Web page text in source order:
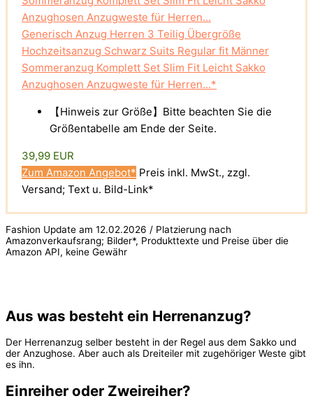
Generisch Anzug Herren 3 Teilig Übergröße
Hochzeitsanzug Schwarz Suits Regular fit Männer
Sommeranzug Komplett Set Slim Fit Leicht Sakko
Anzughosen Anzugweste für Herren...*
【Hinweis zur Größe】Bitte beachten Sie die
Größentabelle am Ende der Seite.
39,99 EUR
Zum Amazon Angebot* Preis inkl. MwSt., zzgl.
Versand; Text u. Bild-Link*
Fashion Update am 12.02.2026 / Platzierung nach
Amazonverkaufsrang; Bilder*, Produkttexte und Preise über die
Amazon API, keine Gewähr
Aus was besteht ein Herrenanzug?
Der Herrenanzug selber besteht in der Regel aus dem Sakko und
der Anzughose. Aber auch als Dreiteiler mit zugehöriger Weste gibt
es ihn.
Einreiher oder Zweireiher?